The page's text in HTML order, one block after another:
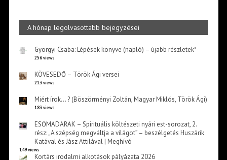
A hónap legolvasottabb bejegyzései
Györgyi Csaba: Lépések könyve (napló) – újabb részletek*
256 views
KÖVESEDŐ – Török Ági versei
213 views
Miért írok… ? (Böszörményi Zoltán, Magyar Miklós, Török Ági)
183 views
ESŐMADARAK – Spirituális költészeti nyári est-sorozat, 2.
rész: „A szépség megváltja a világot” – beszélgetés Huszárik
Katával és Jász Attilával | Meghívó
149 views
Kortárs irodalmi alkotások pályázata 2026